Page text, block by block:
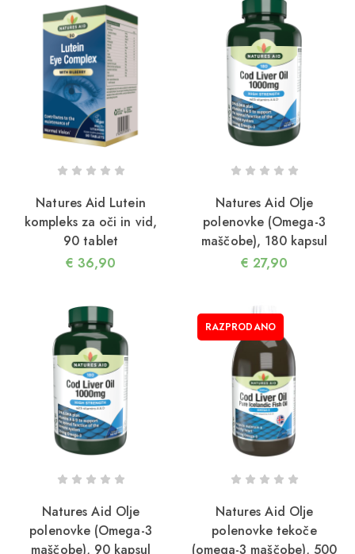
04/2026
lahko HMB koristi vaši mišični in kostni masi
s tem zdravju
olje: najboljši vir rastlinskih omega-3
Natures Aid Lutein
kompleks za oči in vid,
90 tablet
€ 36,90
Natures Aid Olje
polenovke (Omega-3
maščobe), 180 kapsul
€ 27,90
Natures Aid Olje
polenovke (Omega-3
maščobe), 90 kapsul
RAZPRODANO
Natures Aid Olje
polenovke tekoče
(omega-3 maščobe), 500